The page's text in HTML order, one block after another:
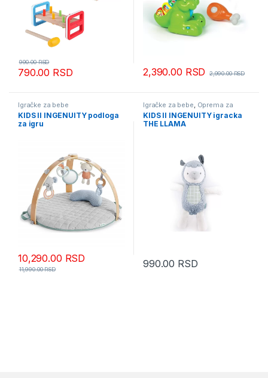
790.00 RSD
990.00RSD
2,390.00 RSD 2,990.00RSD
Igračke za bebe
KIDS II INGENUITY podloga
za igru
10,290.00 RSD
11,990.00RSD
Igračke za bebe Oprema za
bebe i decu
KIDS II INGENUITY igracka
THE LLAMA
990.00 RSD